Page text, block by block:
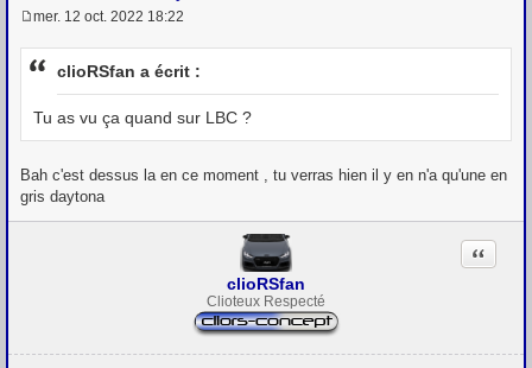
e
s
g
e
mer. 12 oct. 2022 18:22
clioRSfan a écrit :
Tu as vu ça quand sur LBC ?
Bah c'est dessus la en ce moment , tu verras hien il y en n'a qu'une en
gris daytona
clioRSfan
Clioteux Respecté
Citation